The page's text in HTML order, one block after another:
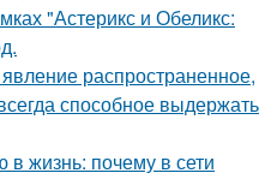
"Астерикс и Обеликс:
распространенное,
способное выдержать
жизнь: почему в сети